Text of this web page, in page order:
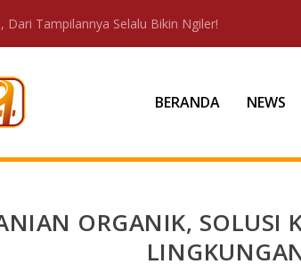
Dari Tampilannya Selalu Bikin Ngiler!
BERANDA NEWS
ORGANIK, SOLUSI